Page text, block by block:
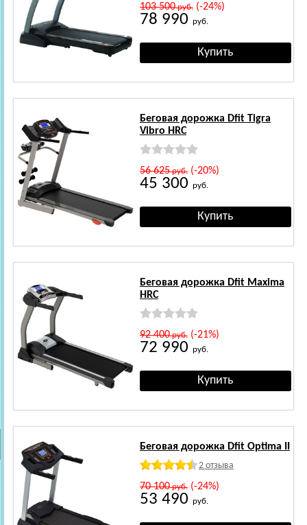
103 500руб.(-24%)
78 990 руб.
Беговая дорожка Dfit Tigra
Vibro HRC
56 625руб.(-20%)
45 300 руб.
Беговая дорожка Dfit Maxima
HRC
92 400руб.(-21%)
72 990 руб.
Беговая дорожка Dfit Optima II
2 отзыва
70 100руб.(-24%)
53 490 руб.